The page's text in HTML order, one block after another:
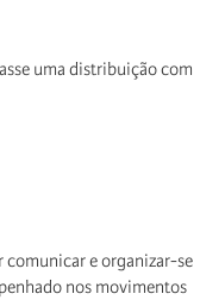
uma distribuição com
comunicar e organizar-se
nos movimentos